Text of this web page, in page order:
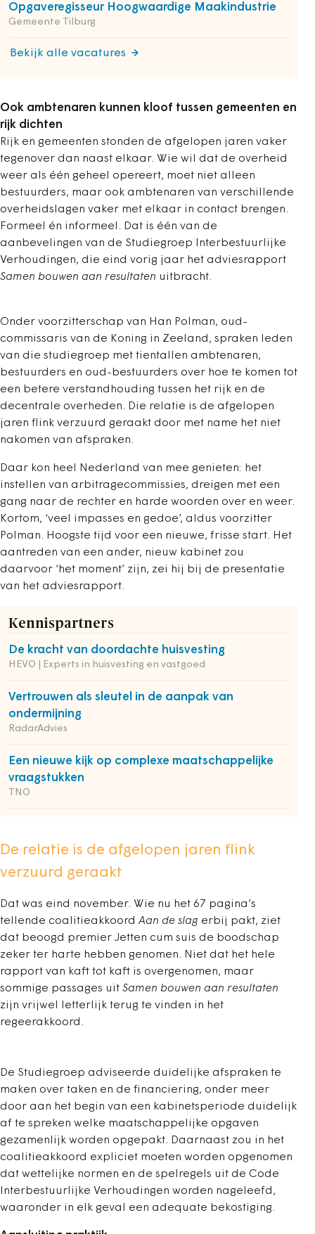
Opgaveregisseur Hoogwaardige Maakindustrie
Gemeente Tilburg
Bekijk alle vacatures
Ook ambtenaren kunnen kloof tussen gemeenten en
rijk dichten
Rijk en gemeenten stonden de afgelopen jaren vaker
tegenover dan naast elkaar. Wie wil dat de overheid
weer als één geheel opereert, moet niet alleen
bestuurders, maar ook ambtenaren van verschillende
overheidslagen vaker met elkaar in contact brengen.
Formeel én informeel. Dat is één van de
aanbevelingen van de Studiegroep Interbestuurlijke
Verhoudingen, die eind vorig jaar het adviesrapport
Samen bouwen aan resultaten uitbracht.
Onder voorzitterschap van Han Polman, oud-
commissaris van de Koning in Zeeland, spraken leden
van die studiegroep met tientallen ambtenaren,
bestuurders en oud-bestuurders over hoe te komen tot
een betere verstandhouding tussen het rijk en de
decentrale overheden. Die relatie is de afgelopen
jaren flink verzuurd geraakt door met name het niet
nakomen van afspraken.
Daar kon heel Nederland van mee genieten: het
instellen van arbitragecommissies, dreigen met een
gang naar de rechter en harde woorden over en weer.
Kortom, ‘veel impasses en gedoe’, aldus voorzitter
Polman. Hoogste tijd voor een nieuwe, frisse start. Het
aantreden van een ander, nieuw kabinet zou
daarvoor ‘het moment’ zijn, zei hij bij de presentatie
van het adviesrapport.
Kennispartners
De kracht van doordachte huisvesting
HEVO | Experts in huisvesting en vastgoed
Vertrouwen als sleutel in de aanpak van
ondermijning
RadarAdvies
Een nieuwe kijk op complexe maatschappelijke
vraagstukken
TNO
De relatie is de afgelopen jaren flink
verzuurd geraakt
Dat was eind november. Wie nu het 67 pagina’s
tellende coalitieakkoord Aan de slag erbij pakt, ziet
dat beoogd premier Jetten cum suis de boodschap
zeker ter harte hebben genomen. Niet dat het hele
rapport van kaft tot kaft is overgenomen, maar
sommige passages uit Samen bouwen aan resultaten
zijn vrijwel letterlijk terug te vinden in het
regeerakkoord.
De Studiegroep adviseerde duidelijke afspraken te
maken over taken en de financiering, onder meer
door aan het begin van een kabinetsperiode duidelijk
af te spreken welke maatschappelijke opgaven
gezamenlijk worden opgepakt. Daarnaast zou in het
coalitieakkoord expliciet moeten worden opgenomen
dat wettelijke normen en de spelregels uit de Code
Interbestuurlijke Verhoudingen worden nageleefd,
waaronder in elk geval een adequate bekostiging.